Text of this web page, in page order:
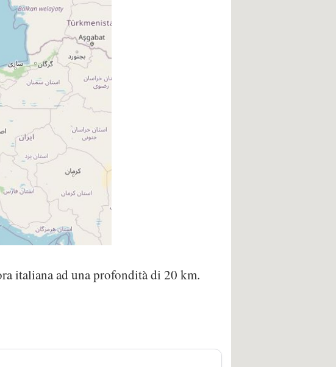
italiana ad una profondità di 20 km.